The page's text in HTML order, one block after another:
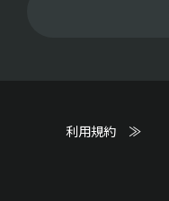
利用規約 ≫